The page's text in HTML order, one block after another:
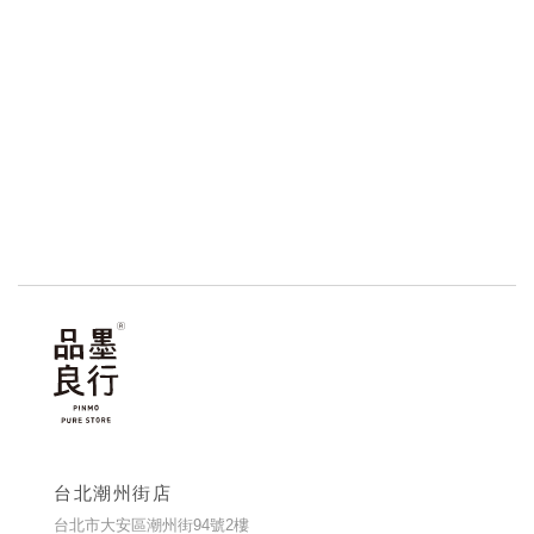
台北潮州街店
台北市大安區潮州街94號2樓